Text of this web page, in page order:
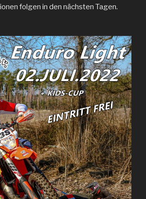
folgen in den nächsten Tagen.